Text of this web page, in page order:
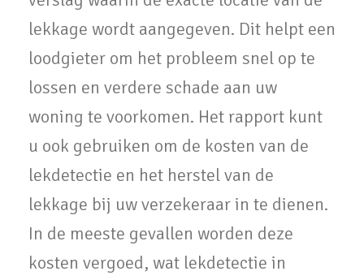
lekkage wordt aangegeven. Dit helpt een
loodgieter om het probleem snel op te
lossen en verdere schade aan uw
woning te voorkomen. Het rapport kunt
u ook gebruiken om de kosten van de
lekdetectie en het herstel van de
lekkage bij uw verzekeraar in te dienen.
In de meeste gevallen worden deze
kosten vergoed, wat lekdetectie in